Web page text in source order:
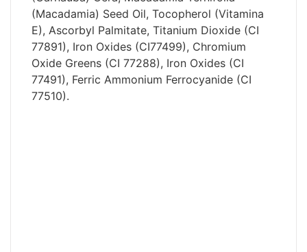
(Macadamia) Seed Oil, Tocopherol (Vitamina
E), Ascorbyl Palmitate, Titanium Dioxide (CI
77891), Iron Oxides (CI77499), Chromium
Oxide Greens (CI 77288), Iron Oxides (CI
77491), Ferric Ammonium Ferrocyanide (CI
77510).